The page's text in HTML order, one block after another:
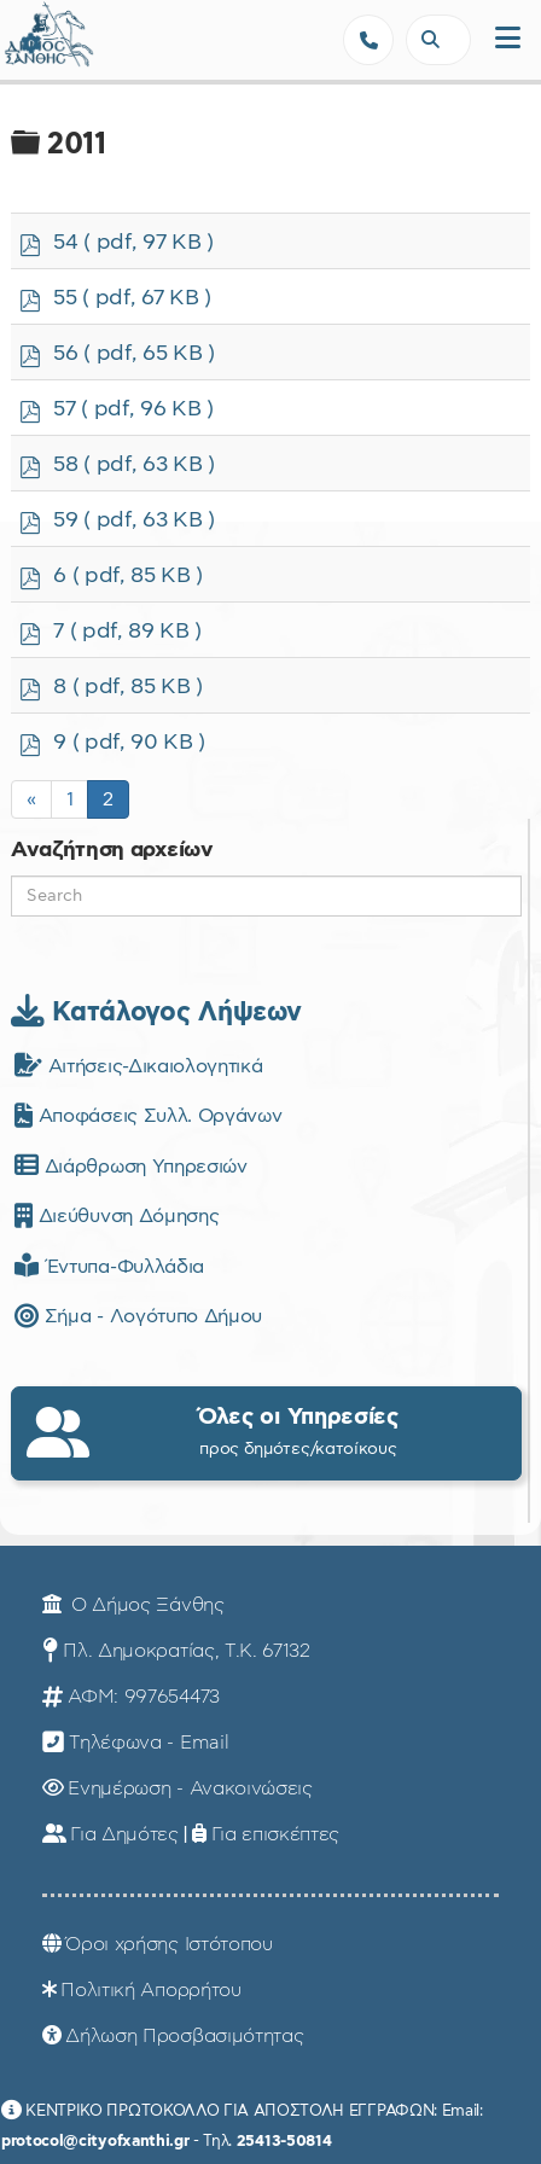
Φάκελος
2011
p54 ( pdf, 97 KB )
p55 ( pdf, 67 KB )
p56 ( pdf, 65 KB )
p57 ( pdf, 96 KB )
p58 ( pdf, 63 KB )
p59 ( pdf, 63 KB )
p6 ( pdf, 85 KB )
p
7 ( pdf, 89 KB )
p8 ( pdf, 85 KB )
p
f
9 ( pdf, 90 KB )
« 1 2
Αναζήτηση αρχείων
Κατάλογος Λήψεων
Αιτήσεις-Δικαιολογητικά
Αποφάσεις Συλλ. Οργάνων
Διάρθρωση Υπηρεσιών
Διεύθυνση Δόμησης
Έντυπα-Φυλλάδια
Σήμα - Λογότυπο Δήμου
Όλες οι Υπηρεσίες
προς δημότες/κατοίκους
Ο Δήμος Ξάνθης
Πλ. Δημοκρατίας, Τ.Κ. 67132
ΑΦΜ: 997654473
Τηλέφωνα - Email
Ενημέρωση - Ανακοινώσεις
Για Δημότες | Για επισκέπτες
Όροι χρήσης Ιστότοπου
Πολιτική Απορρήτου
Δήλωση Προσβασιμότητας
ΚΕΝΤΡΙΚΟ ΠΡΩΤΟΚΟΛΛΟ ΓΙΑ ΑΠΟΣΤΟΛΗ ΕΓΓΡΑΦΩΝ: Email:
protocol@cityofxanthi.gr- Τηλ. 25413-50814